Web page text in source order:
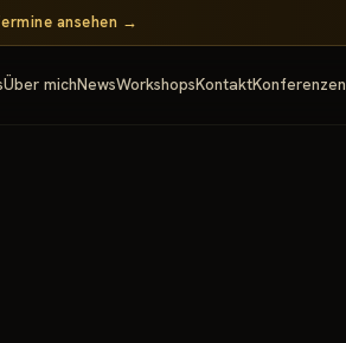
ansehen →
Über michNewsWorkshopsKontaktKonferenzen